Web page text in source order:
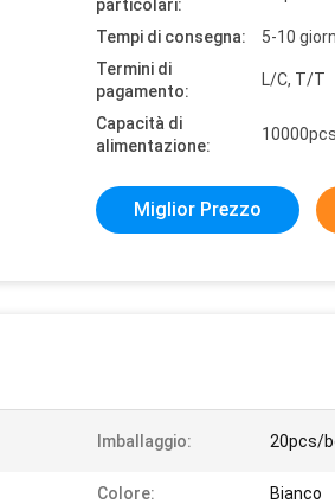
particolari:
Tempi di consegna:
5-10
Termini di
pagamento:
L/C, T/T
Capacità di
alimentazione:
Miglior Prezzo
Imballaggio: 20pcs/
Colore: Bianco